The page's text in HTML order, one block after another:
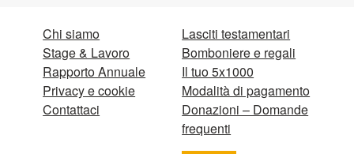
Chi siamo
Stage & Lavoro
Rapporto Annuale
Privacy e cookie
Contattaci
Lasciti testamentari
Bomboniere e regali
Il tuo 5x1000
Modalità di pagamento
Donazioni – Domande
frequenti